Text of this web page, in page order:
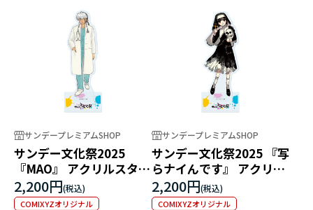
サンデープレミアムSHOP
サンデー文化祭2025
『MAO』 アクリルスタン
ド
2,200円
COMIXYZオリジナル
サンデープレミアムSHOP
サンデー文化祭2025 『写
らナイんです』 アクリル
スタンド
2,200円
COMIXYZオリジナル